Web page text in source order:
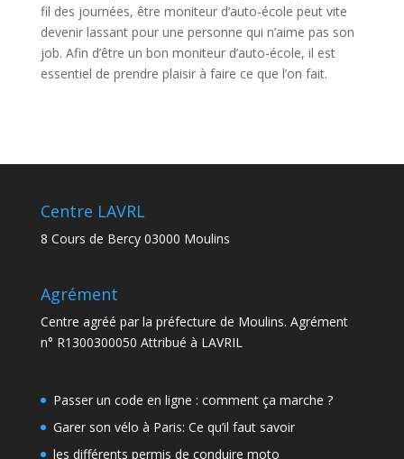
fil des journées, être moniteur d’auto-école peut vite
devenir lassant pour une personne qui n’aime pas son
job. Afin d’être un bon moniteur d’auto-école, il est
essentiel de prendre plaisir à faire ce que l’on fait.
Centre LAVRL
8 Cours de Bercy 03000 Moulins
Agrément
Centre agréé par la préfecture de Moulins. Agrément
n° R1300300050 Attribué à LAVRIL
Passer un code en ligne : comment ça marche ?
Garer son vélo à Paris: Ce qu’il faut savoir
les différents permis de conduire moto